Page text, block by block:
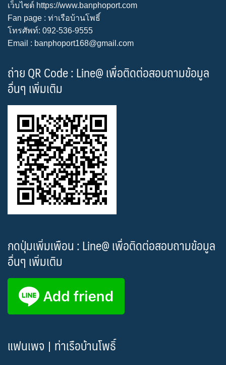
เว็บไซต์ https://www.banphoport.com
Fan page : ท่าเรือบ้านโพธิ์
โทรศัพท์: 092-536-9555
Email : banphoport168@gmail.com
ถ่าย QR Code : Line@ เพื่อติดต่อสอบถามข้อมูล
อื่นๆ เพิ่มเติม
กดปุ่มเพิ่มเพือน : Line@ เพื่อติดต่อสอบถามข้อมูล
อื่นๆ เพิ่มเติม
แฟนเพจ | ท่าเรือบ้านโพธิ์